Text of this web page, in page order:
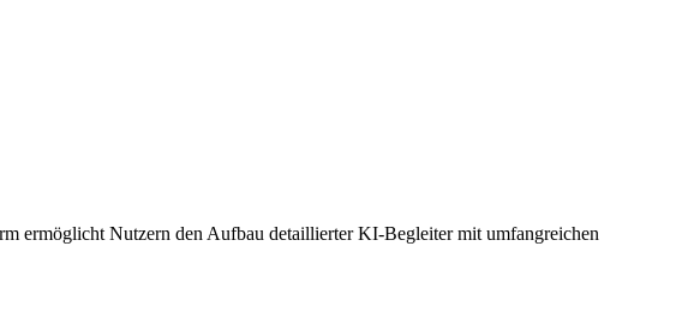
ermöglicht Nutzern den Aufbau detaillierter KI-Begleiter mit umfangreichen